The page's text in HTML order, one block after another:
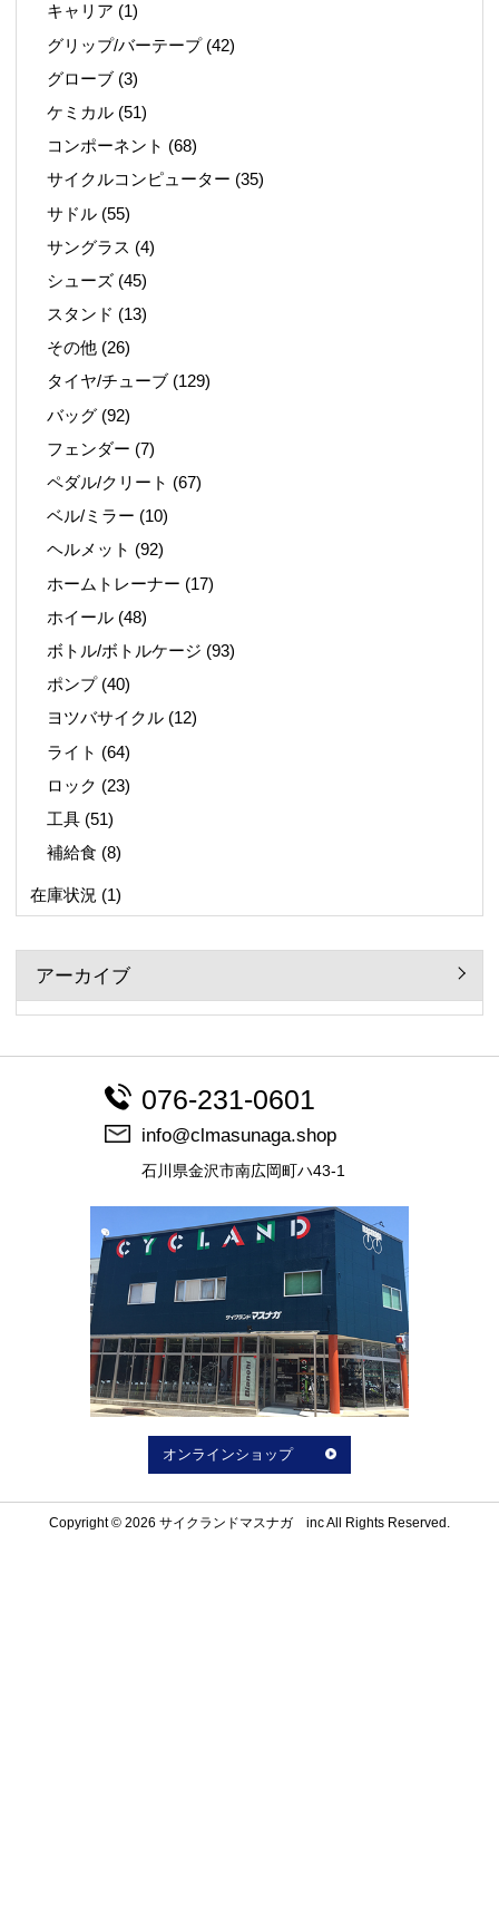
キャリア (1)
グリップ/バーテープ(42)
グローブ (3)
ケミカル (51)
コンポーネント (68)
サイクルコンピューター (35)
サドル (55)
サングラス (4)
シューズ (45)
スタンド (13)
その他 (26)
タイヤ/チューブ (129)
バッグ (92)
フェンダー (7)
ペダル/クリート (67)
ベル/ミラー (10)
ヘルメット (92)
ホームトレーナー (17)
ホイール (48)
ボトル/ボトルケージ (93)
ポンプ(40)
ヨツバサイクル (12)
ライト (64)
ロック (23)
工具 (51)
補給食 (8)
在庫状況 (1)
アーカイブ
076-231-0601
info@clmasunaga.shop
石川県金沢市南広岡町ハ43-1
オンラインショップ
Copyright © 2026 サイクランドマスナガ inc All Rights Reserved.